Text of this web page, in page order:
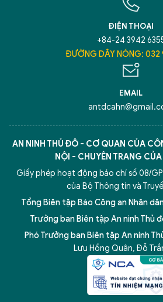
ĐIỆN THOẠI
+84-24 3942
ĐƯỜNG DÂY NÓNG: 032
EMAIL
AN NINH THỦ ĐÔ - CƠ QUAN CỦA
NỘI - CHUYÊN TRANG
Giấy phép hoạt động báo chí số 08/
của Bộ Thông tin và
Tổng Biên tập Báo Công an Nhân
Trưởng ban Biên tập An ninh Thủ
Phó Trưởng ban Biên tập An ninh
Lưu Hồng Quân, Đỗ
5 điểm nghẽn của Hà Nội giải